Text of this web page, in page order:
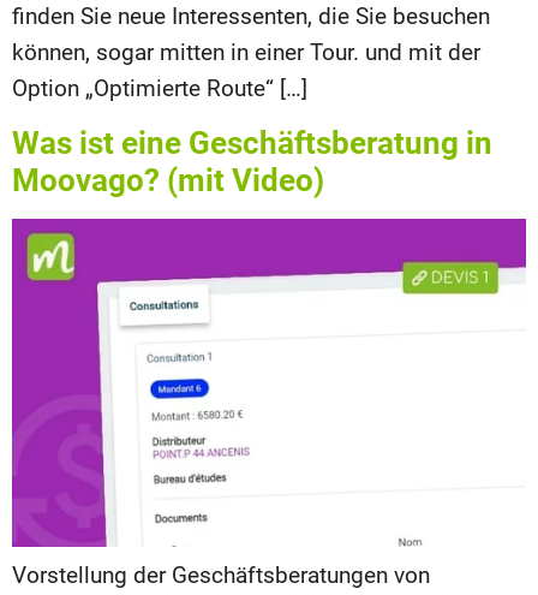
finden Sie neue Interessenten, die Sie besuchen
können, sogar mitten in einer Tour. und mit der
Option „Optimierte Route“ […]
Was ist eine Geschäftsberatung in
Moovago? (mit Video)
Vorstellung der Geschäftsberatungen von